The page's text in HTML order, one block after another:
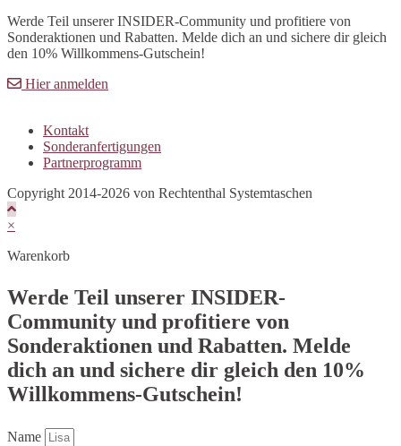
Werde Teil unserer INSIDER-Community und profitiere von
Sonderaktionen und Rabatten. Melde dich an und sichere dir gleich
den 10% Willkommens-Gutschein!
Hier anmelden
Kontakt
Sonderanfertigungen
Partnerprogramm
Copyright 2014-2026 von Rechtenthal Systemtaschen
×
Warenkorb
Werde Teil unserer INSIDER-
Community und profitiere von
Sonderaktionen und Rabatten. Melde
dich an und sichere dir gleich den 10%
Willkommens-Gutschein!
Name